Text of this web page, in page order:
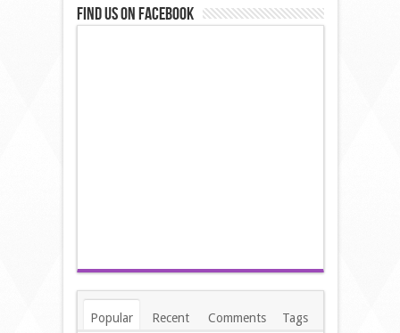
Find us on Facebook
Popular Recent Comments Tags